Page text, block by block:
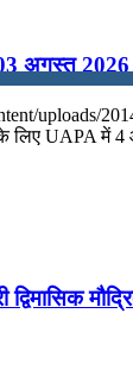
अगस्त 2026
जुलाई 2026
जुलाई 2026
जुलाई 2026
uploads/
UAPA में 4